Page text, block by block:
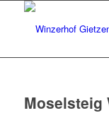
Moselsteig